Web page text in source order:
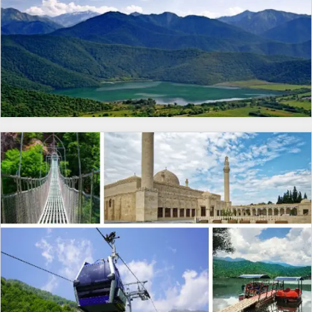
картины, особенно красивые на рассвете и закате.
Здесь гости смогут расслабиться, насладиться
тишиной и принять участие в традиционной чайной
церемонии с великолепными сладостями,
поданными в изящных армуду стаканах.6. Музей
долголетия в Лерике Лерик славится своими
долгожителями, и музей долголетия приглашает вас
узнать тайны, позволившие местным жителям жить
более 100 лет. Здесь представлены уникальные
фотографии, документы и артефакты,
рассказывающие о жизни, диете, традициях и
генетике жителей этого региона. Музей станет для
вас источником вдохновения и новых знаний о том,
как природа и образ жизни влияют на
продолжительность жизни.7. Пещеры
Бузеир Неподалёку от Лерика расположены
загадочные пещеры Бузеир, которые служили
убежищем древним людям тысячи лет назад. Внутри
пещер вы увидите доисторические наскальные
изделий. Туристы могут не только наблюдать, но и
приобрести изделия ручной работы. Центр помогает
сохранить самобытность азербайджанского
ремесла.5. Мастерская «шебеке» — стеклянная
мозаика без клеяМастера покажут, как собирается
шедевр — витраж шебеке, из стеклянных кусочков и
дерева без клея и гвоздей. Эта техника требует
ювелирной точности и передаётся из поколения в
поколение. Вы узнаете, почему именно Шеки
считается центром этого искусства. Наблюдать за
этим процессом — уже удовольствие.6. Мастерская
ремесленников — сувениры с душойЗдесь вы
сможете приобрести изделия из шёлка, резьбы по
дереву, глины и текстиля. Мастера расскажут, как они
создают свои работы, и поделятся секретами узоров.
Это не просто сувениры, а настоящие носители
культуры. Такие вещи будут напоминать о Шеки
долгие годы.7. Прогулка по кварталу Юхары Баш —
Азербайджана — розового озера Масазыр. Его яркий
розоватый оттенок обусловлен высоким
содержанием соли и специфическими
микроорганизмами, придающими воде волшебное
сияние. Это озеро особенно эффектно выглядит при
солнечном свете, когда поверхность переливается
оттенками розового и лавандового. Масазырское
соли в стране, и здесь до сих пор ведётся добыча.
Это место идеально для фото и короткой остановки,
заряжающей энергией на весь день. Несмотря на то,
что купаться здесь нельзя, его визуальная красота
сделала его одной из самых "инстаграмных" локаций
Азербайджана.2. Агатовые горы — природная палитра
АзербайджанаПосле розового озера маршрут ведёт
к удивительным Агатовым горам, расположенным
на границе Хызинского и Сиазанского районов. Эти
пёстрые холмы получили своё народное название